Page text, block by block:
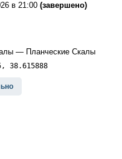
в 21:00 (завершено)
— Планческие Скалы
38.615888